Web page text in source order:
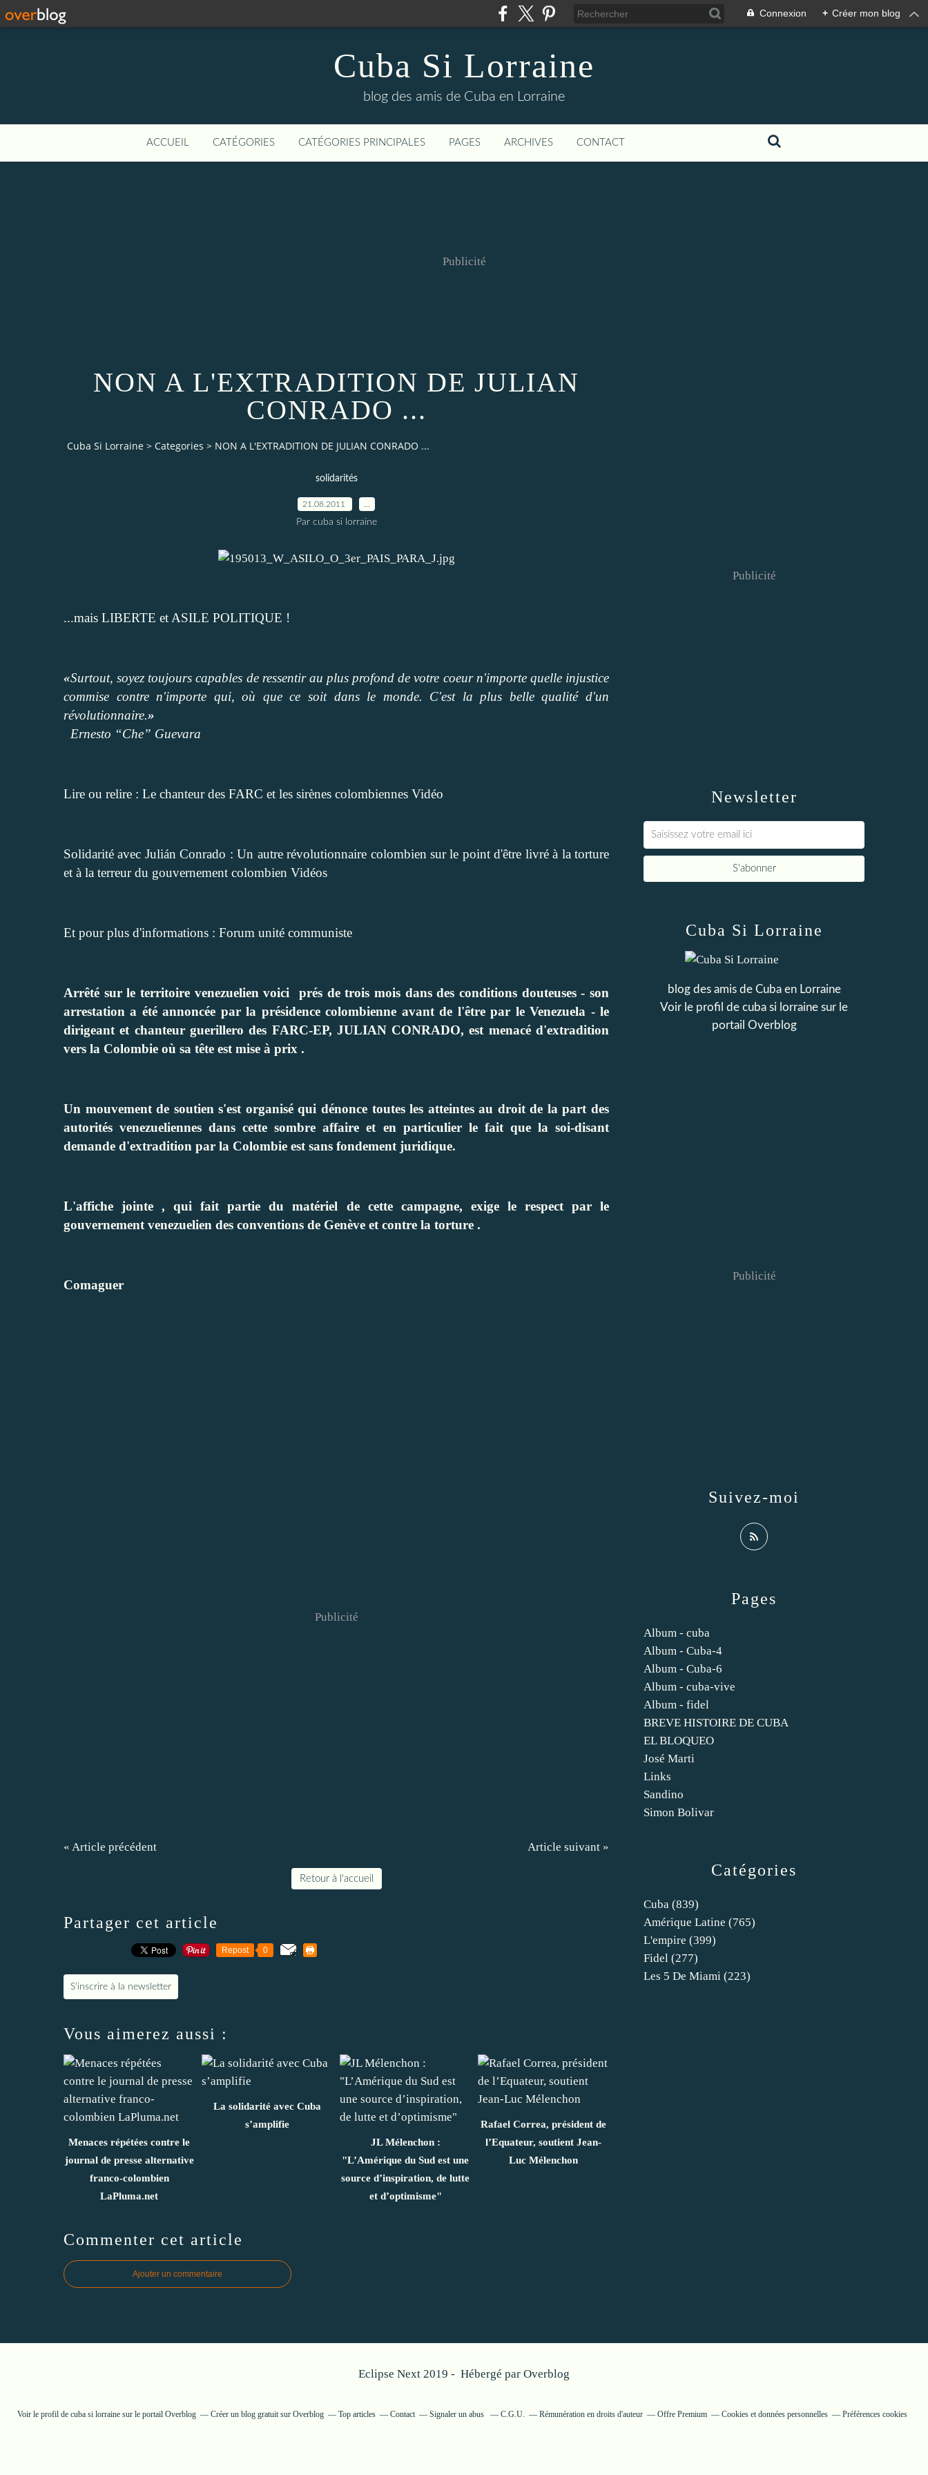
Connexion + Créer mon blog
Cuba Si Lorraine
blog des amis de Cuba en Lorraine
ACCUEIL CATÉGORIES CATÉGORIES PRINCIPALES PAGES ARCHIVES CONTACT
Publicité
NON A L'EXTRADITION DE JULIAN
CONRADO ...
Cuba Si Lorraine > Categories > NON A L'EXTRADITION DE JULIAN CONRADO ...
solidarités
21.08.2011
Par cuba si lorraine
...mais LIBERTE et ASILE POLITIQUE !
«Surtout, soyez toujours capables de ressentir au plus profond de votre coeur n'importe quelle injustice
commise contre n'importe qui, où que ce soit dans le monde. C'est la plus belle qualité d'un
révolutionnaire.»
Ernesto “Che” Guevara
Lire ou relire : Le chanteur des FARC et les sirènes colombiennes Vidéo
Solidarité avec Julián Conrado : Un autre révolutionnaire colombien sur le point d'être livré à la torture
et à la terreur du gouvernement colombien Vidéos
Et pour plus d'informations : Forum unité communiste
Arrêté sur le territoire venezuelien voici prés de trois mois dans des conditions douteuses - son
arrestation a été annoncée par la présidence colombienne avant de l'être par le Venezuela - le
dirigeant et chanteur guerillero des FARC-EP, JULIAN CONRADO, est menacé d'extradition
vers la Colombie où sa tête est mise à prix .
Un mouvement de soutien s'est organisé qui dénonce toutes les atteintes au droit de la part des
autorités venezueliennes dans cette sombre affaire et en particulier le fait que la soi-disant
demande d'extradition par la Colombie est sans fondement juridique.
L'affiche jointe , qui fait partie du matériel de cette campagne, exige le respect par le
gouvernement venezuelien des conventions de Genève et contre la torture .
Comaguer
Publicité
« Article précédent Article suivant »
Retour à l'accueil
Partager cet article
Repost 0
S'inscrire à la newsletter
Vous aimerez aussi :
Menaces répétées contre le
journal de presse alternative
franco-colombien
LaPluma.net
La solidarité avec Cuba
s’amplifie
JL Mélenchon :
"L’Amérique du Sud est une
source d’inspiration, de lutte
et d’optimisme"
Rafael Correa, président de
l’Equateur, soutient Jean-
Luc Mélenchon
Commenter cet article
Ajouter un commentaire
Newsletter
Publicité
Catégories
Cuba (839)
Amérique Latine (765)
L'empire (399)
Fidel (277)
Les 5 De Miami (223)
Pages
Album - cuba
Album - Cuba-4
Album - Cuba-6
Album - cuba-vive
Album - fidel
BREVE HISTOIRE DE CUBA
EL BLOQUEO
José Marti
Links
Sandino
Simon Bolivar
Cuba Si Lorraine
blog des amis de Cuba en Lorraine
Voir le profil de cuba si lorraine sur le
portail Overblog
Suivez-moi
Publicité
Eclipse Next 2019 - Hébergé par Overblog
Voir le profil de cuba si lorrainesur le portail Overblog Créer un blog gratuit sur Overblog Top articles Contact Signaler un abus C.G.U. Rémunération en droits d'auteur Offre Premium Cookies et données personnelles Préférences cookies